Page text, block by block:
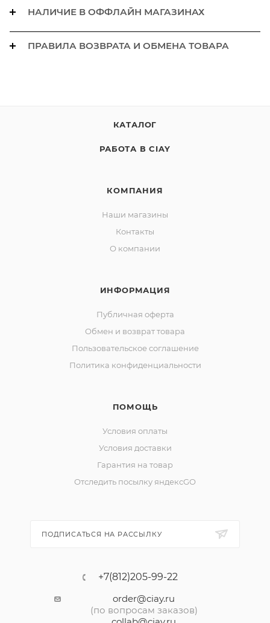
НАЛИЧИЕ В ОФФЛАЙН МАГАЗИНАХ
ПРАВИЛА ВОЗВРАТА И ОБМЕНА ТОВАРА
КАТАЛОГ
РАБОТА В CIAY
КОМПАНИЯ
Наши магазины
Контакты
О компании
ИНФОРМАЦИЯ
Публичная оферта
Обмен и возврат товара
Пользовательское соглашение
Политика конфиденциальности
ПОМОЩЬ
Условия оплаты
Условия доставки
Гарантия на товар
Отследить посылку яндексGO
ПОДПИСАТЬСЯ НА РАССЫЛКУ
+7(812)205-99-22
order@ciay.ru
(по вопросам заказов)